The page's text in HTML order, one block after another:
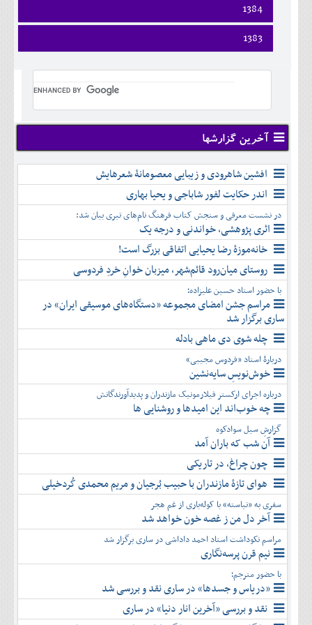
بهمن
اسفند
آذر
دی
بهمن
مهر
آبان
آذر
دی
بهمن
مرداد
شهريور
مهر
آبان
آذر
خرداد
تير
مرداد
شهريور
مهر
دی
بهمن
اسفند
فروردين
ارديبهشت
خرداد
تير
مرداد
آبان
آذر
دی
بهمن
اسفند
1384
فروردين
ارديبهشت
خرداد
شهريور
مهر
آبان
آذر
دی
بهمن
اسفند
1383
فروردين
تير
مرداد
شهريور
مهر
آبان
آذر
دی
بهمن
اسفند
آخرین گزارشها
افشین شاهرودی و زیبایی معصومانۀ شعرهایش
اندر حکایت لفور شاباجی و یحیا بهاری
در نشست معرفی و سنجش کتاب فرهنگ نام‌های تبری بیان شد:
اثری پژوهشی، خواندنی و درجه یک
خانه‌موزۀ رضا یحیایی اتفاقی بزرگ است!
روستای میان‌رود قائم‌شهر، میزبان خوانِ خردِ فردوسی
با حضور استاد حسین علیزاده؛
مراسم جشن امضای مجموعه «دستگاه‌های موسیقی ایران» در
ساری برگزار شد
چله شوی دی ماهی بادله
دربارۀ استاد «فردوس مجیبی»
خوش‌نویسِ سایه‌نشین
درباره اجرای ارکستر فیلارمونیک مازندران و پدیدآورندگانش
چه خوب‌اند این امیدها و روشنایی ها
گزارشِ سیل سوادکوه
آن شب که باران آمد
چون چراغ، در تاریکی
هوای تازۀ مازندران با حبیب بُرجیان و مریم محمدی کُردخیلی
سفری به «نیاسته» با کوله‌باری از غم هجر
آخر دل من ز غصه خون خواهد شد
مراسم نکوداشت استاد احمد داداشی در ساری برگزار شد
نیم قرن پرسه‌نگاری
با حضور مترجم؛
«دریاس و جسدها» در ساری نقد و بررسی شد
نقد و بررسی «آخرین انار دنیا» در ساری